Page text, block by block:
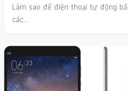
Làm sao để điện thoại tự động
các…